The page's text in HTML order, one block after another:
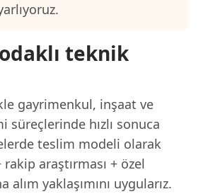
teknik
gayrimenkul, inşaat ve
hızlı sonuca
teslim modeli olarak
araştırması + özel
alım yaklaşımını uygularız.